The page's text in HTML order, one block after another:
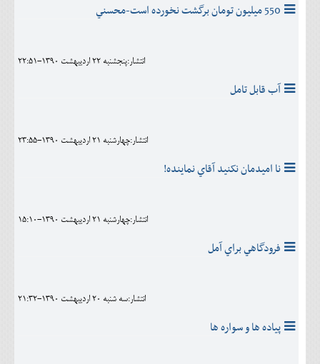
550 ميليون تومان برگشت نخورده است-محسني
انتشار:پنجشنبه 22 ارديبهشت 1390-22:51
آب قابل تامل
انتشار:چهارشنبه 21 ارديبهشت 1390-23:55
نا اميدمان نکنيد آقاي نماينده!
انتشار:چهارشنبه 21 ارديبهشت 1390-15:10
فرودگاهي براي آمل
انتشار:سه شنبه 20 ارديبهشت 1390-21:32
پیاده ها و سواره ها